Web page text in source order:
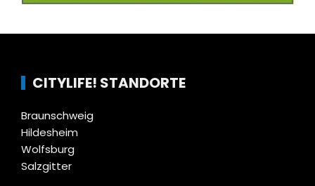
CITYLIFE! STANDORTE
Braunschweig
Hildesheim
Wolfsburg
Salzgitter